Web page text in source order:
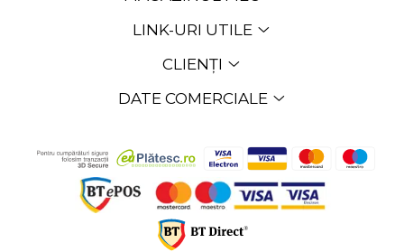
LINK-URI UTILE
CLIENȚI
DATE COMERCIALE